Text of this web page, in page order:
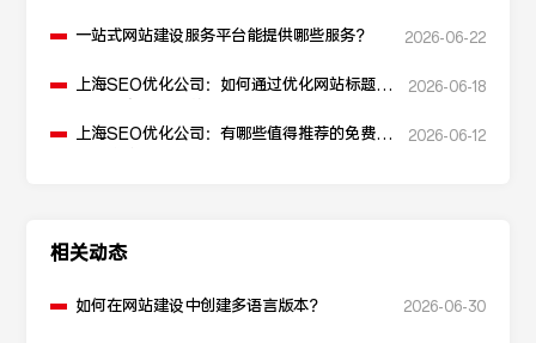
一站式网站建设服务平台能提供哪些服务？ 2026-06-22
上海SEO优化公司：如何通过优化网站标题提
2026-06-18
上海SEO优化公司：有哪些值得推荐的免费
2026-06-12
相关动态
如何在网站建设中创建多语言版本？ 2026-06-30